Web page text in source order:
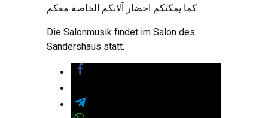
كما يمكنكم احضار آلاتكم الخاصة معكم.
Die Salonmusik findet im Salon des
Sandershaus statt.